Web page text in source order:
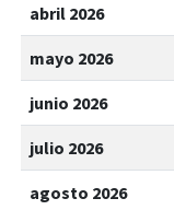
abril 2026
mayo 2026
junio 2026
julio 2026
agosto 2026